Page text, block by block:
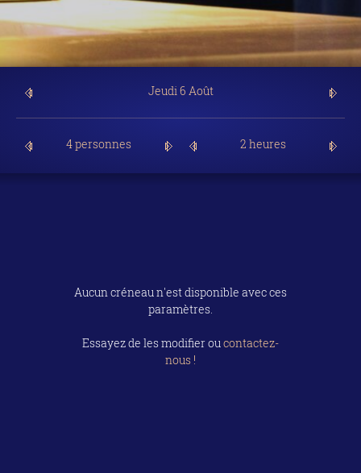
4 personnes 2 heures
Aucun créneau n'est disponible avec ces
paramètres.
Essayez de les modifier ou contactez-
nous !